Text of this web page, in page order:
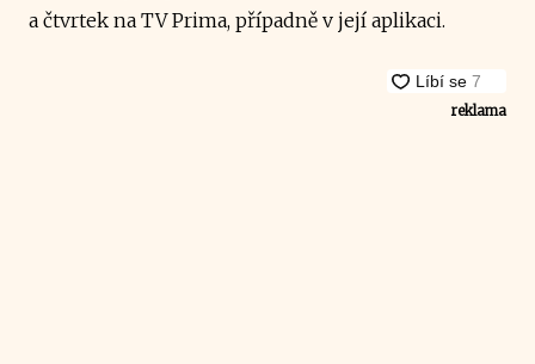
a čtvrtek na TV Prima, případně v její aplikaci.
reklama